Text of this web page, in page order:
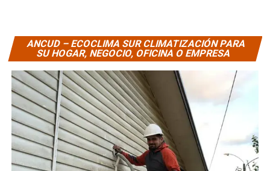
ANCUD – ECOCLIMA SUR CLIMATIZACIÓN PARA
SU HOGAR, NEGOCIO, OFICINA O EMPRESA